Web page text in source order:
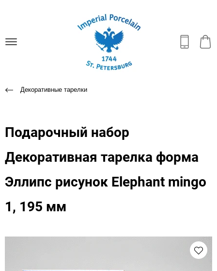
Декоративные тарелки
Подарочный набор
Декоративная тарелка форма
Эллипс рисунок Elephant mingo
1, 195 мм